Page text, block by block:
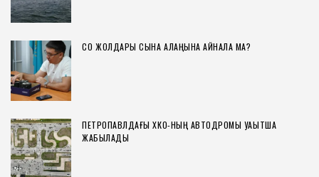
СҚО ЖОЛДАРЫ СЫНАҚ АЛАҢЫНА АЙНАЛА МА?
ПЕТРОПАВЛДАҒЫ ХҚКО-НЫҢ АВТОДРОМЫ УАҚЫТША
ЖАБЫЛАДЫ